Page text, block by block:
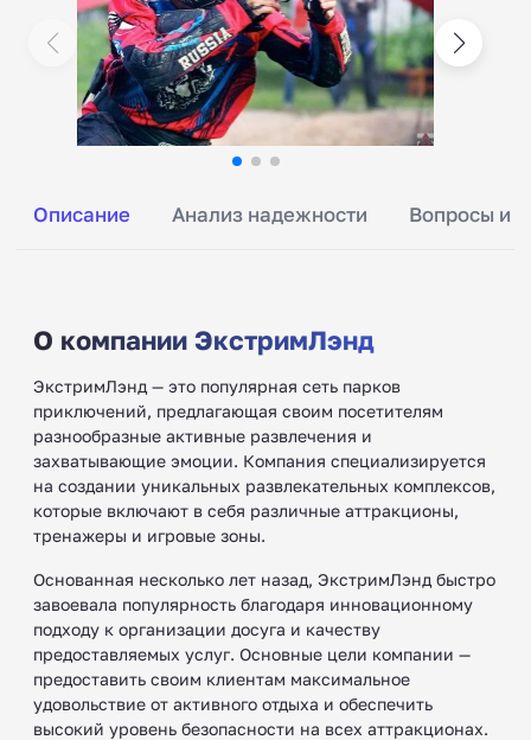
Описание Анализ надежности Вопросы и
О компании ЭкстримЛэнд
ЭкстримЛэнд — это популярная сеть парков
приключений, предлагающая своим посетителям
разнообразные активные развлечения и
захватывающие эмоции. Компания специализируется
на создании уникальных развлекательных комплексов,
которые включают в себя различные аттракционы,
тренажеры и игровые зоны.
Основанная несколько лет назад, ЭкстримЛэнд быстро
завоевала популярность благодаря инновационному
подходу к организации досуга и качеству
предоставляемых услуг. Основные цели компании —
предоставить своим клиентам максимальное
удовольствие от активного отдыха и обеспечить
высокий уровень безопасности на всех аттракционах.